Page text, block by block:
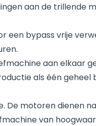
aan de trillende
een bypass vrije
aan elkaar
als één geheel
De motoren dienen
van